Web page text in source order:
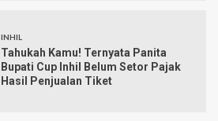
INHIL
Tahukah Kamu! Ternyata Panita
Bupati Cup Inhil Belum Setor Pajak
Hasil Penjualan Tiket